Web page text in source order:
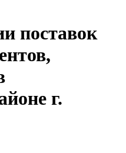
поставок
г.